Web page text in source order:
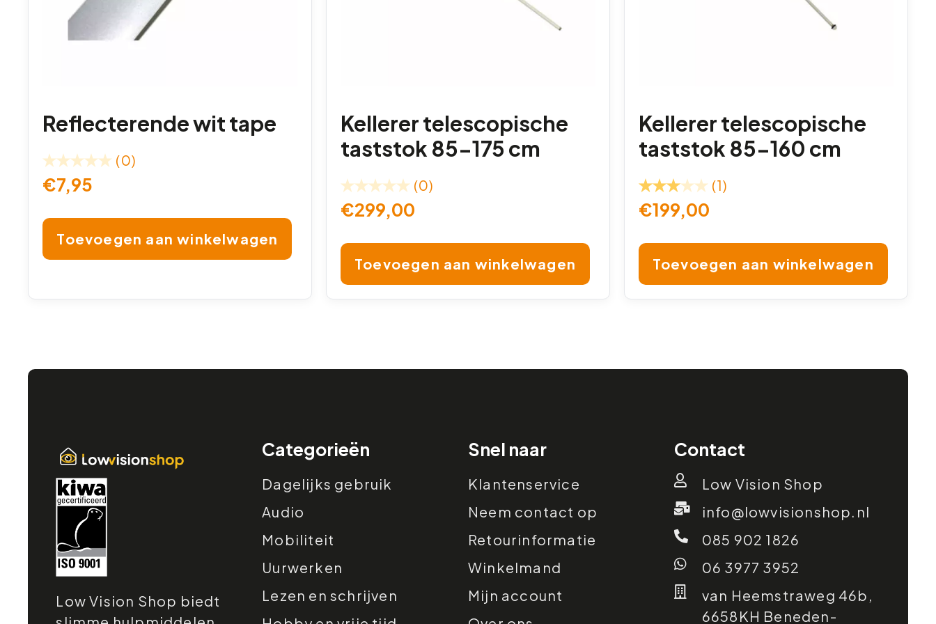
Reflecterende wit tape
(0)
€7,95
Toevoegen aan winkelwagen
Kellerer telescopische
taststok 85-175 cm
(0)
€299,00
Toevoegen aan winkelwagen
Kellerer telescopische
taststok 85-160 cm
(1)
€199,00
Toevoegen aan winkelwagen
Low Vision Shop biedt
Categorieën
Dagelijks gebruik
Audio
Mobiliteit
Uurwerken
Lezen en schrijven
Snel naar
Klantenservice
Neem contact op
Retourinformatie
Winkelmand
Mijn account
Contact
Low Vision Shop
info@lowvisionshop.nl
085 902 1826
06 3977 3952
van Heemstraweg 46b,
6658KH Beneden-